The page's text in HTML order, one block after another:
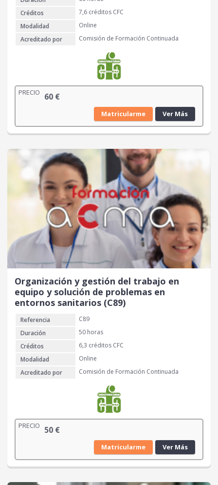
Créditos
7,6 créditos CFC
Modalidad
Online
Acreditado por
Comisión de Formación Continuada
PRECIO 60 €
Matricularme Ver Más
Organización y gestión del trabajo en
equipo y solución de problemas en
entornos sanitarios (C89)
Referencia
C89
Duración
50 horas
Créditos
6,3 créditos CFC
Modalidad
Online
Acreditado por
Comisión de Formación Continuada
PRECIO 50 €
Matricularme Ver Más